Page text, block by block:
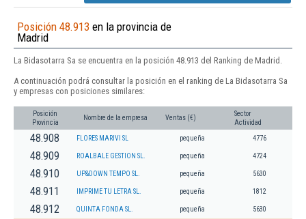
Posición 48.913 en la provincia de
Madrid
La Bidasotarra Sa se encuentra en la posición 48.913 del Ranking de Madrid.
A continuación podrá consultar la posición en el ranking de La Bidasotarra Sa
y empresas con posiciones similares:
Posición
Provincia
Nombre de la empresa Ventas (€)
Sector
Actividad
48.908 FLORES MARIVI SL pequeña 4776
48.909 ROALBALE GESTION SL. pequeña 4724
48.910 UP&DOWN TEMPO SL. pequeña 5630
48.911 IMPRIME TU LETRA SL. pequeña 1812
48.912 QUINTA FONDA SL. pequeña 5630